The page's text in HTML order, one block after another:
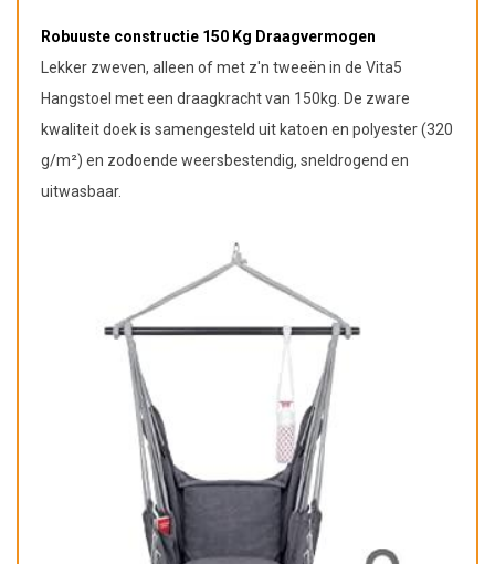
Robuuste constructie 150 Kg Draagvermogen
Lekker zweven, alleen of met z'n tweeën in de Vita5
Hangstoel met een draagkracht van 150kg. De zware
kwaliteit doek is samengesteld uit katoen en polyester (320
g/m²) en zodoende weersbestendig, sneldrogend en
uitwasbaar.